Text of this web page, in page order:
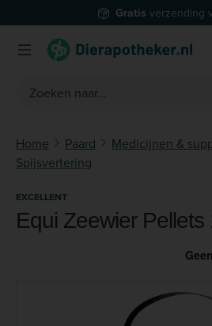
Ga naar de hoofdinhoudGratis verzending
Home Paard
Medicijnen &
Spijsvertering
EXCELLENT
Equi Zeewier Pellets